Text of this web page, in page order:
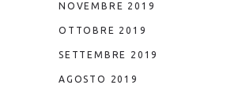
NOVEMBRE 2019
OTTOBRE 2019
SETTEMBRE 2019
AGOSTO 2019